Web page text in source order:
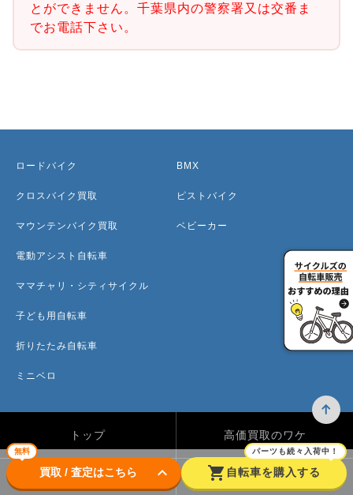
とができません。千葉県内の警察署又は交番ま
でお電話下さい。
無料
買取 / 査定はこちら keyboard_arrow_down shopping_cart
パーツも続々入荷中！
自転車を購入する
ロードバイク
クロスバイク買取
マウンテンバイク買取
電動アシスト自転車
ママチャリ・シティサイクル
子ども用自転車
折りたたみ自転車
ミニベロ
BMX
ピストバイク
ベビーカー
トップ 高価買取のワケ
買取方法 買取カテゴリー